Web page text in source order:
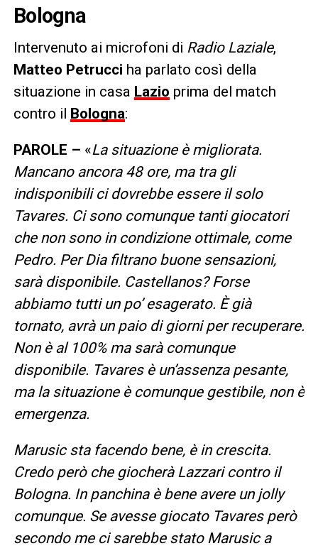
Bologna
Intervenuto ai microfoni di Radio Laziale,
Matteo Petrucci ha parlato così della
situazione in casa Lazio prima del match
contro il Bologna:
PAROLE – «La situazione è migliorata.
Mancano ancora 48 ore, ma tra gli
indisponibili ci dovrebbe essere il solo
Tavares. Ci sono comunque tanti giocatori
che non sono in condizione ottimale, come
Pedro. Per Dia filtrano buone sensazioni,
sarà disponibile. Castellanos? Forse
abbiamo tutti un po’ esagerato. È già
tornato, avrà un paio di giorni per recuperare.
Non è al 100% ma sarà comunque
disponibile. Tavares è un’assenza pesante,
ma la situazione è comunque gestibile, non è
emergenza.
Marusic sta facendo bene, è in crescita.
Credo però che giocherà Lazzari contro il
Bologna. In panchina è bene avere un jolly
comunque. Se avesse giocato Tavares però
secondo me ci sarebbe stato Marusic a